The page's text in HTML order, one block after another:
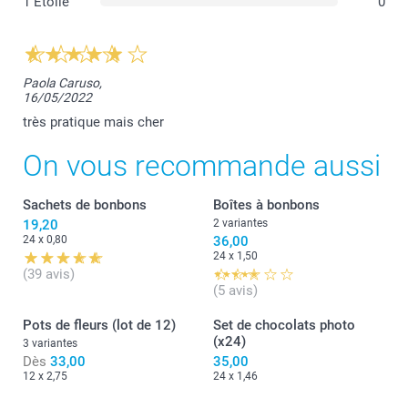
Rouleau de 10 m
Paola Caruso,
16/05/2022
très pratique mais cher
On vous recommande aussi
Sachets de bonbons
19,20
24 x 0,80
(39 avis)
Boîtes à bonbons
2 variantes
36,00
24 x 1,50
(5 avis)
Pots de fleurs (lot de 12)
3 variantes
Dès 33,00
12 x 2,75
Set de chocolats photo
(x24)
35,00
24 x 1,46